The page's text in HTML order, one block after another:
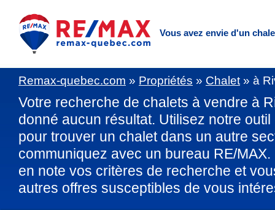
Vous avez envie d'un
Remax-quebec.com » Propriétés » Chalet » à
Votre recherche de chalets à vendre à
donné aucun résultat. Utilisez notre
pour trouver un chalet dans un autre
communiquez avec un bureau RE/
en note vos critères de recherche et
autres offres susceptibles de vous